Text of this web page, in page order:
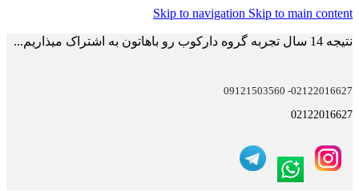
Skip to navigation Skip to main content
نتیجه 14 سال تجربه گروه دارکوب رو باهاتون به اشتراک میذاریم...
02122016627- 09121503560
02122016627